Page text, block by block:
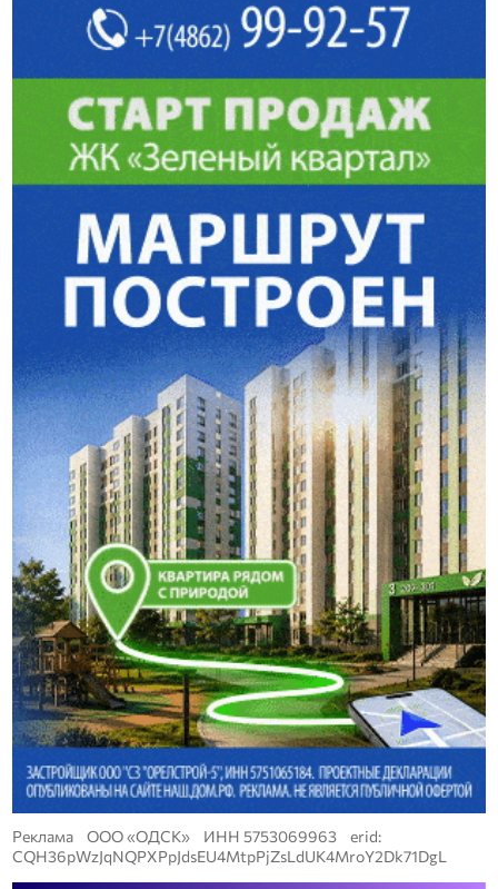
Реклама ООО «ОДСК» ИНН 5753069963 erid:
CQH36pWzJqNQPXPpJdsEU4MtpPjZsLdUK4MroY2Dk71DgL